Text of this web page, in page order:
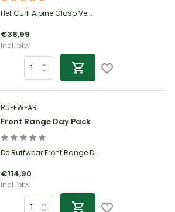
Het Curli Alpine Clasp Ve...
€38,99
Incl. btw
RUFFWEAR
Front Range Day Pack
De Ruffwear Front Range D...
€114,90
Incl. btw